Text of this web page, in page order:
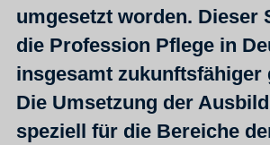
umgesetzt worden. Dieser
die Profession Pflege in
insgesamt zukunftsfähiger
Die Umsetzung der
speziell für die Bereiche